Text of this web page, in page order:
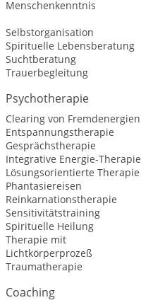
Menschenkenntnis
Selbstorganisation
Spirituelle Lebensberatung
Suchtberatung
Trauerbegleitung
Psychotherapie
Clearing von Fremdenergien
Entspannungstherapie
Gesprächstherapie
Integrative Energie-Therapie
Lösungsorientierte Therapie
Phantasiereisen
Reinkarnationstherapie
Sensitivitätstraining
Spirituelle Heilung
Therapie mit
Lichtkörperprozeß
Traumatherapie
Coaching